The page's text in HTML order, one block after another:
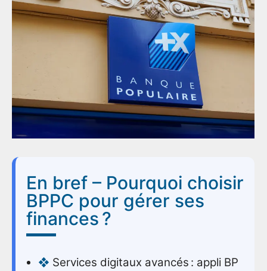
En bref – Pourquoi choisir
BPPC pour gérer ses
finances ?
Services digitaux avancés : appli BP